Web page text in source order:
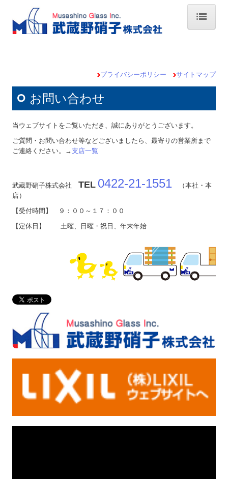
会社情報
支店紹介
MGI PHOTO
お問い合わせ
プライバシーポリシー サイトマップ
お問い合わせ
当ウェブサイトをご覧いただき、誠にありがとうございます。
ご質問・お問い合わせ等などございましたら、最寄りの営業所まで
ご連絡ください。→支店一覧
武蔵野硝子株式会社 TEL 0422-21-1551 （本社・本
店）
【受付時間】 ９：００～１７：００
【定休日】 土曜、日曜・祝日、年末年始